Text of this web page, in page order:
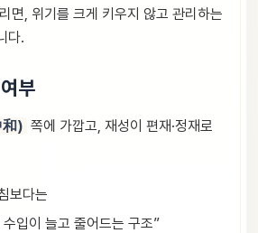
면, 위기를 크게 키우지 않고 관리하는
다.
부
和) 쪽에 가깝고, 재성이 편재·정재로
보다는
입이 늘고 줄어드는 구조”